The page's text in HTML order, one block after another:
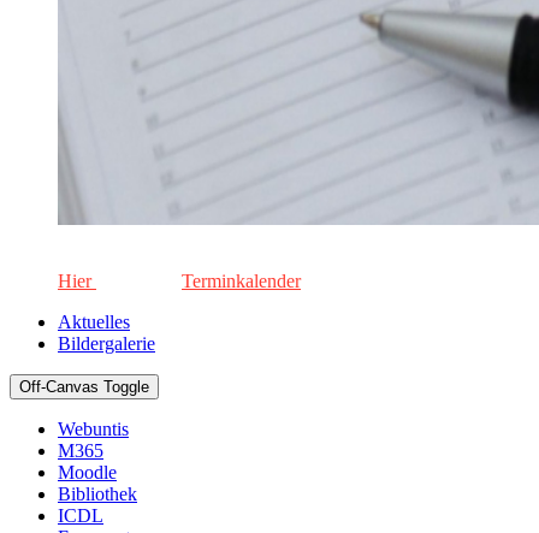
Hier
Terminkalender
Aktuelles
Bildergalerie
Off-Canvas Toggle
Webuntis
M365
Moodle
Bibliothek
ICDL